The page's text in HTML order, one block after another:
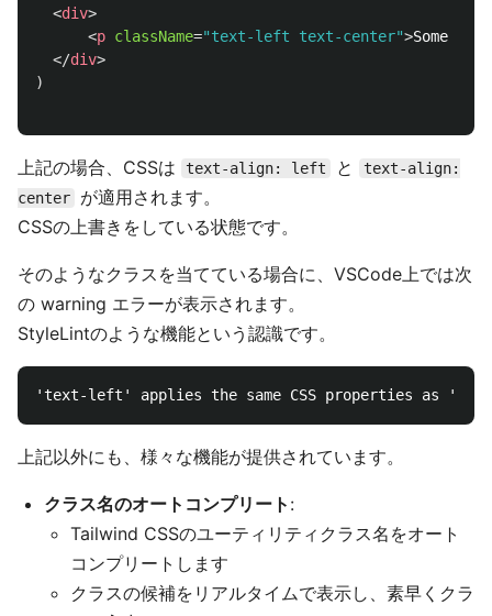
<div>
<p className="text-left text-center">Some
</div>
)
上記の場合、CSSは text-align: left と
text-align:
center
が適用されます。
CSSの上書きをしている状態です。
そのようなクラスを当てている場合に、VSCode上では次
の warning エラーが表示されます。
StyleLintのような機能という認識です。
上記以外にも、様々な機能が提供されています。
クラス名のオートコンプリート :
Tailwind CSSのユーティリティクラス名をオート
コンプリートします
クラスの候補をリアルタイムで表示し、素早くクラ